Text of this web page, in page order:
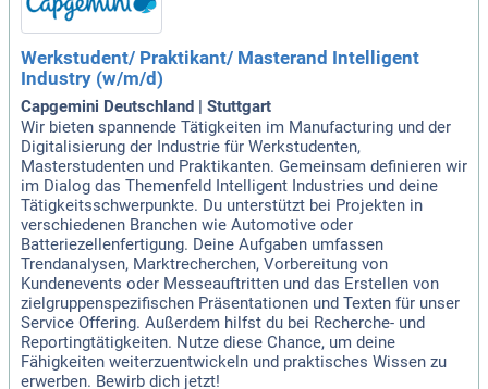
Werkstudent/ Praktikant/ Masterand Intelligent
Industry (w/m/d)
Capgemini Deutschland | Stuttgart
Wir bieten spannende Tätigkeiten im Manufacturing und der
Digitalisierung der Industrie für Werkstudenten,
Masterstudenten und Praktikanten. Gemeinsam definieren wir
im Dialog das Themenfeld Intelligent Industries und deine
Tätigkeitsschwerpunkte. Du unterstützt bei Projekten in
verschiedenen Branchen wie Automotive oder
Batteriezellenfertigung. Deine Aufgaben umfassen
Trendanalysen, Marktrecherchen, Vorbereitung von
Kundenevents oder Messeauftritten und das Erstellen von
zielgruppenspezifischen Präsentationen und Texten für unser
Service Offering. Außerdem hilfst du bei Recherche- und
Reportingtätigkeiten. Nutze diese Chance, um deine
Fähigkeiten weiterzuentwickeln und praktisches Wissen zu
erwerben. Bewirb dich jetzt!